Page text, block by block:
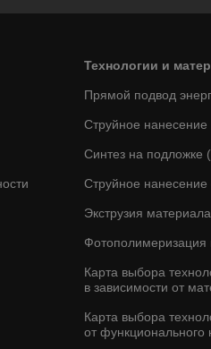
Технологии и
Прямой подвод
Струйное
Cинтез на подложке
Струйное
Экструзия
Фотополимеризация
Карта выбора
в зависимости от
Карта выбора
от функционального